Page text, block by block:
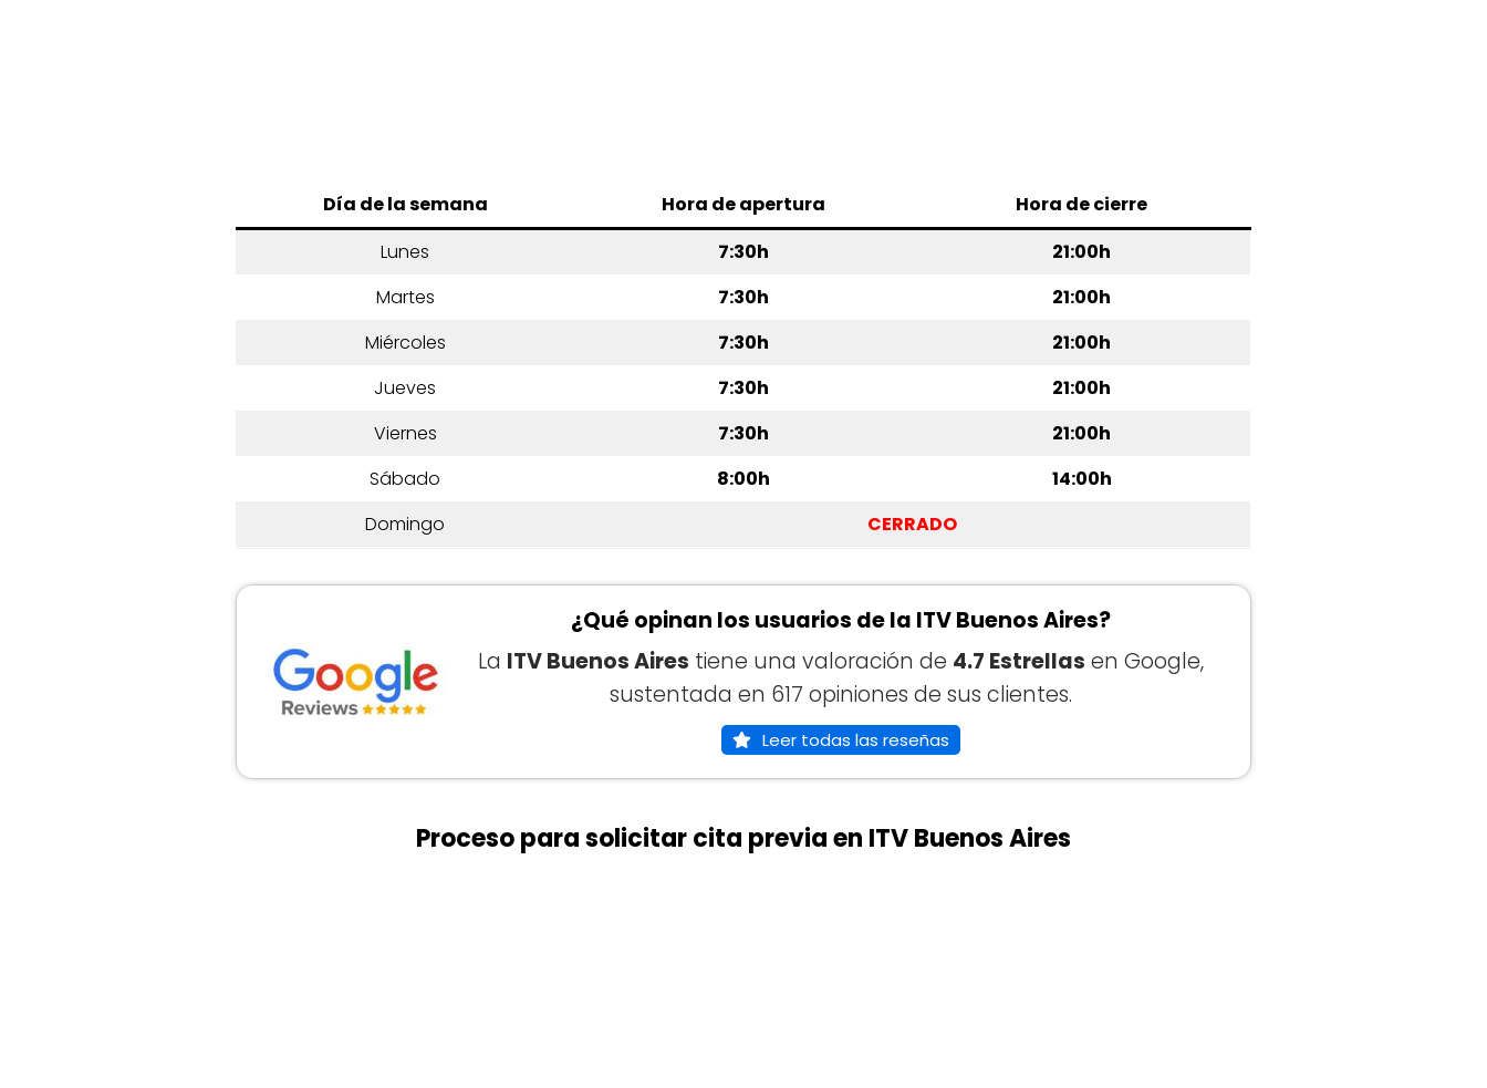
Día de la semana Hora de apertura
Hora de cierre
Lunes
7:30h
21:00h
Martes
7:30h
21:00h
Miércoles
7:30h
21:00h
Jueves
7:30h
21:00h
Viernes
7:30h
21:00h
Sábado
8:00h
14:00h
Domingo
CERRADO
¿Qué opinan los usuarios de la ITV Buenos Aires?
La ITV Buenos Aires tiene una valoración de 4.7 Estrellas en Google,
sustentada en 617 opiniones de sus clientes.
Leer todas las reseñas
Proceso para solicitar cita previa en ITV Buenos Aires